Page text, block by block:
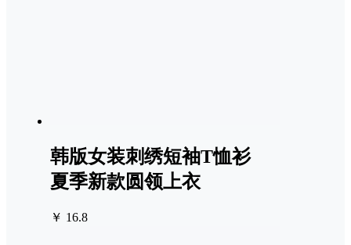
韩版女装刺绣短袖T恤衫
夏季新款圆领上衣
￥ 16.8